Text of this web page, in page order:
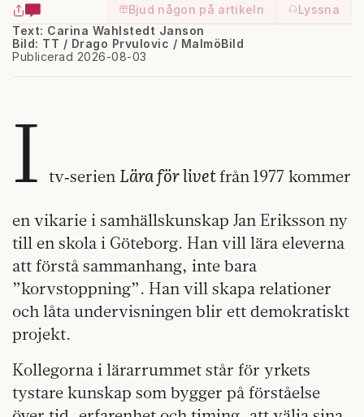
Bjud någon på artikeln
Lyssna
Text: Carina Wahlstedt Janson
Publicerad 2026-08-03
Bild: TT / Drago Prvulovic / MalmöBild
I tv‑serien Lära för livetfrån 1977 kommer
en vikarie i samhällskunskap Jan Eriksson ny
till en skola i Göteborg. Han vill lära eleverna
att förstå sammanhang, inte bara
”korvstoppning”. Han vill skapa relationer
och låta undervisningen blir ett demokratiskt
projekt.
Kollegorna i lärarrummet står för yrkets
tystare kunskap som bygger på förståelse